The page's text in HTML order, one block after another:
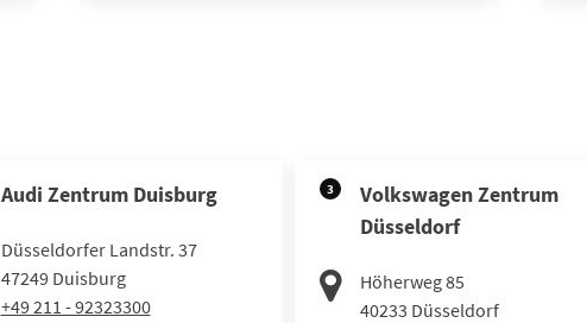
Audi Zentrum Duisburg
Düsseldorfer Landstr. 37
47249 Duisburg
+49 211 - 92323300
3
Volkswagen Zentrum
Düsseldorf
Höherweg 85
40233 Düsseldorf